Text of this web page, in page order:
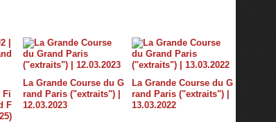
Fi
F
La Grande Course du G
rand Paris ("extraits") |
12.03.2023
La Grande Course du G
rand Paris ("extraits") |
13.03.2022